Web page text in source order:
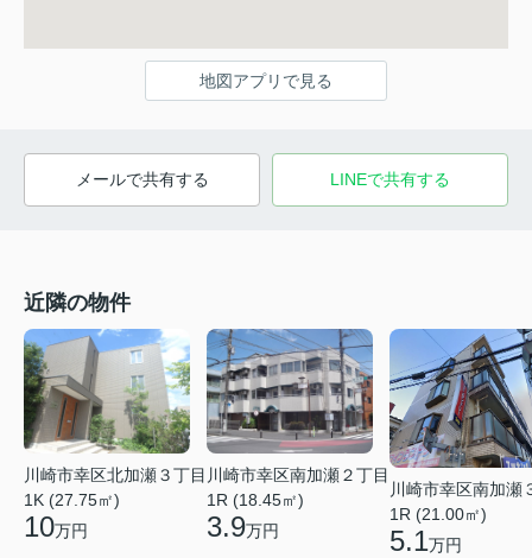
地図アプリで見る
メールで共有する LINEで共有する
近隣の物件
川崎市幸区北加瀬３丁目
1K (27.75㎡)
10万円
川崎市幸区南加瀬２丁目
1R (18.45㎡)
3.9万円
川崎市幸区南加瀬
1R (21.00㎡)
5.1万円